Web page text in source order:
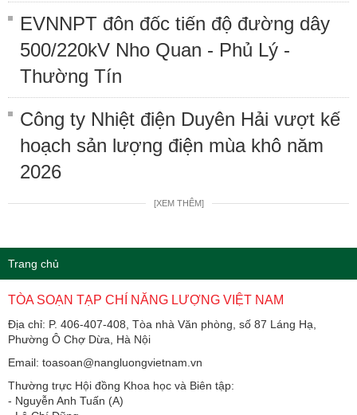
EVNNPT đôn đốc tiến độ đường dây
500/220kV Nho Quan - Phủ Lý -
Thường Tín
Công ty Nhiệt điện Duyên Hải vượt kế
hoạch sản lượng điện mùa khô năm
2026
[XEM THÊM]
Trang chủ
TÒA SOẠN TẠP CHÍ NĂNG LƯỢNG VIỆT NAM
Địa chỉ: P. 406-407-408, Tòa nhà Văn phòng, số 87 Láng Hạ,
Phường Ô Chợ Dừa, Hà Nội
Email: toasoan@nangluongvietnam.vn
Thường trực Hội đồng Khoa học và Biên tập:
​​​​​​- Nguyễn Anh Tuấn (A)